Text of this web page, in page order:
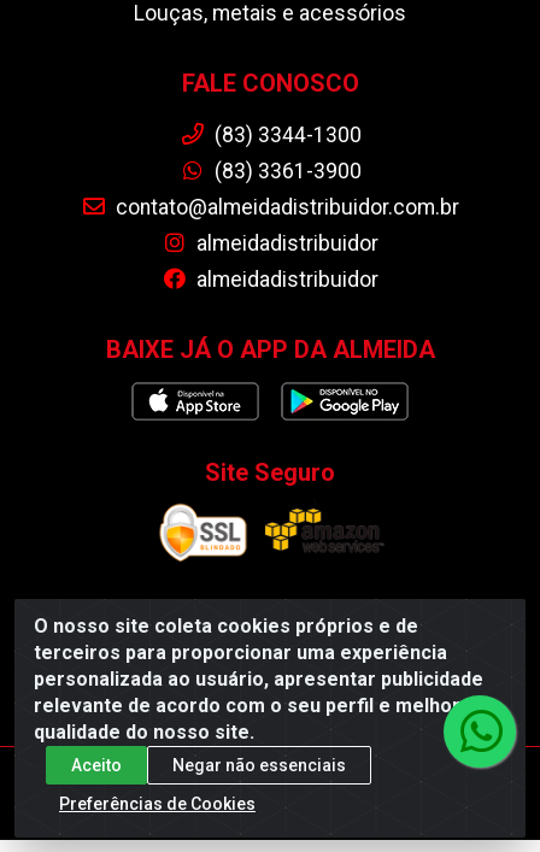
O nosso site coleta cookies próprios e de
terceiros para proporcionar uma experiência
personalizada ao usuário, apresentar publicidade
relevante de acordo com o seu perfil e melhorar a
qualidade do nosso site.
Aceito
Negar não essenciais
Preferências de Cookies
Louças, metais e acessórios
FALE CONOSCO
(83) 3344-1300
(83) 3361-3900
contato@almeidadistribuidor.com.br
almeidadistribuidor
almeidadistribuidor
BAIXE JÁ O APP DA ALMEIDA
Site Seguro
Almeida Distribuidor - Rodovia BR 104, S/N, Centro -
Esperança/PB - CEP 58135-000 - CNPJ
35.419.548/0001-55